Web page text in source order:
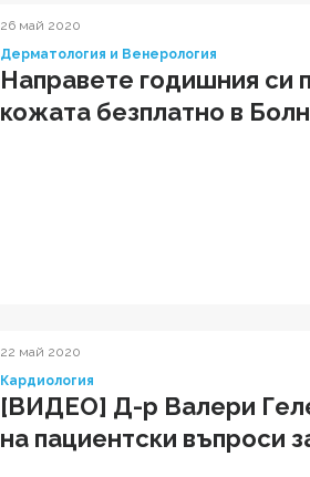
26 май 2020
Дерматология и Венерология
Направете годишния си
кожата безплатно в
22 май 2020
Кардиология
[ВИДЕО] Д-р Валери
на пациентски въпроси